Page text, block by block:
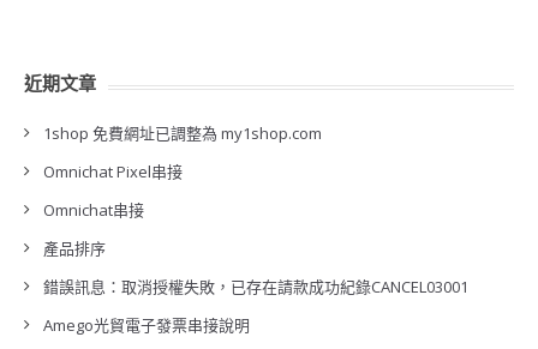
近期文章
1shop 免費網址已調整為 my1shop.com
Omnichat Pixel串接
Omnichat串接
產品排序
錯誤訊息：取消授權失敗，已存在請款成功紀錄CANCEL03001
Amego光貿電子發票串接說明